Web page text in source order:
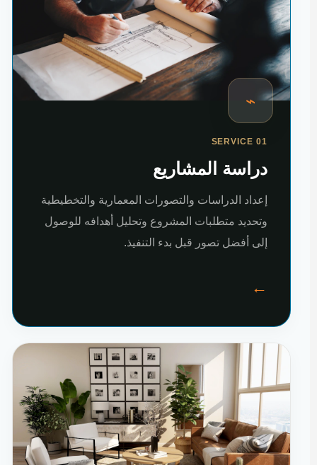
⌁
SERVICE 01
دراسة المشاريع
إعداد الدراسات والتصورات المعمارية والتخطيطية
وتحديد متطلبات المشروع وتحليل أهدافه للوصول
إلى أفضل تصور قبل بدء التنفيذ.
←